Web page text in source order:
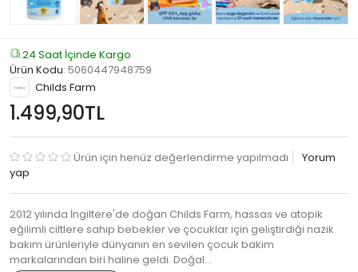
24 Saat İçinde Kargo
Ürün Kodu: 5060447948759
Childs Farm
1.499,90TL
Ürün için henüz değerlendirme yapılmadı
Yorum
yap
2012 yılında İngiltere'de doğan Childs Farm, hassas ve atopik
eğilimli ciltlere sahip bebekler ve çocuklar için geliştirdiği nazik
bakım ürünleriyle dünyanın en sevilen çocuk bakım
markalarından biri haline geldi. Doğal…